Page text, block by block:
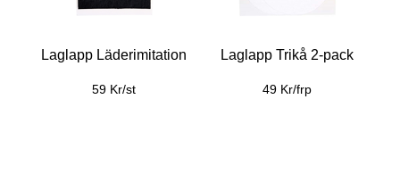
Laglapp Läderimitation
59 Kr/st
Laglapp Trikå 2-pack
49 Kr/frp